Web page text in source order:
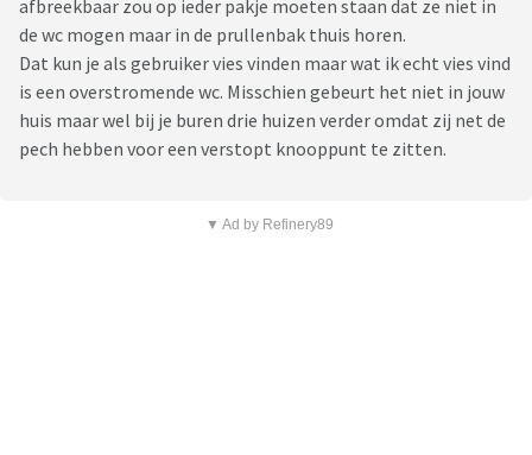
afbreekbaar zou op ieder pakje moeten staan dat ze niet in
de wc mogen maar in de prullenbak thuis horen.
Dat kun je als gebruiker vies vinden maar wat ik echt vies vind
is een overstromende wc. Misschien gebeurt het niet in jouw
huis maar wel bij je buren drie huizen verder omdat zij net de
pech hebben voor een verstopt knooppunt te zitten.
▼ Ad by Refinery89